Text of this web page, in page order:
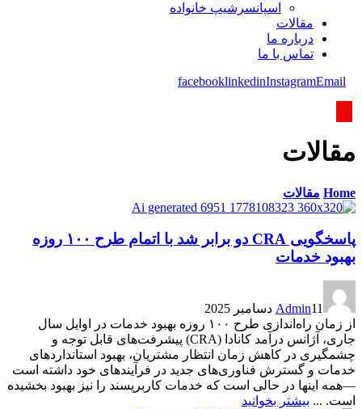
اسپانسرشیپ خانواده
مقالات
درباره ما
تماس با ما
facebooklinkedinInstagramEmail
مقالات
Home مقالات
پاسخگویی CRA دو برابر شد با اتمام طرح ۱۰۰ روزه
بهبود خدمات
Admin11 دسامبر 2025
از زمان راه‌اندازی طرح ۱۰۰ روزه بهبود خدمات در اوایل سال
جاری، آژانس درآمد کانادا (CRA) پیشرفت‌های قابل توجه و
چشمگیری در کاهش زمان انتظار مشتریان، بهبود استانداردهای
خدمات و گسترش فناوری‌های جدید در فرآیندهای خود داشته است
—همه اینها در حالی است که خدمات کاربرپسند را نیز بهبود بخشیده
است. ... بیشتر بخوانید